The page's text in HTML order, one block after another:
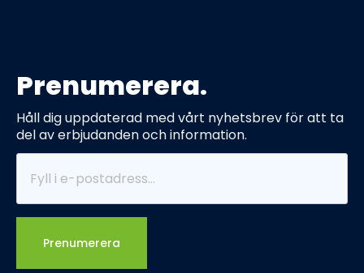
Prenumerera.
Håll dig uppdaterad med vårt nyhetsbrev för att ta
del av erbjudanden och information.
Prenumerera